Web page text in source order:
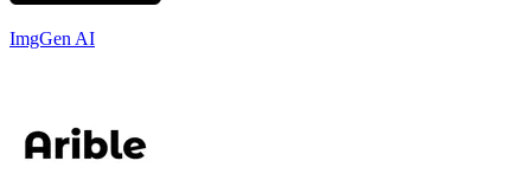
ImgGen AI